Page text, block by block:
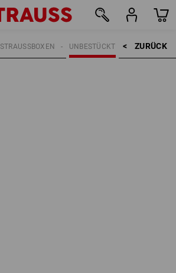
ZURÜCK    >
UNBESTÜCKT
STRAUSSBOXEN